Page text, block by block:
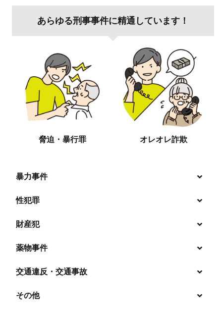
あらゆる刑事事件に精通しています！
脅迫・暴行罪 オレオレ詐欺
暴力事件
性犯罪
盗撮・のぞき
財産犯
薬物事件
交通違反・交通事故
その他